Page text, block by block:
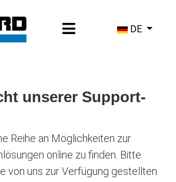
Sprache
DE
unserer Support-
Reihe an Möglichkeiten zur
online zu finden. Bitte
von uns zur Verfügung gestellten